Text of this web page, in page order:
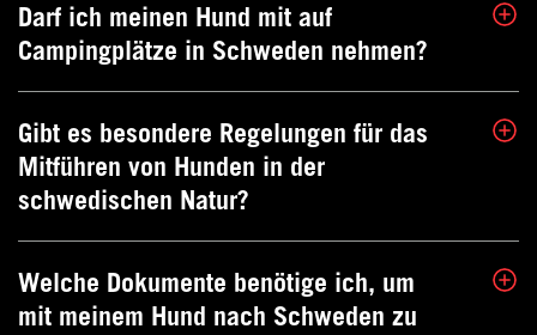
Darf ich meinen Hund mit auf
Campingplätze in Schweden nehmen?
Ja, die meisten Campingplätze in
Schweden sind hundefreundlich. Es ist
jedoch ratsam, dies im Voraus zu
informieren.
Gibt es besondere Regelungen für das
Mitführen von Hunden in der
schwedischen Natur?
In Schweden gilt vom 1. März bis zum 20.
August die allgemeine Leinenpflicht, um
Welche Dokumente benötige ich, um
mit meinem Hund nach Schweden zu